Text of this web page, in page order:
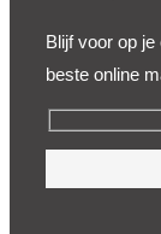
Blijf voor op
beste online